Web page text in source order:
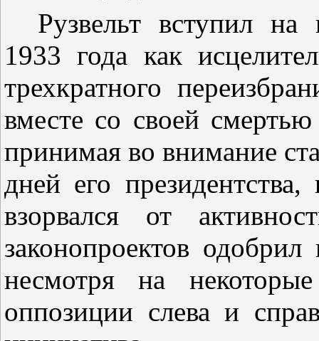
Рузвельт вступил
1933 года как
трехкратного
вместе со своей
принимая во внимание
дней его
взорвался от
законопроектов
несмотря на
оппозиции слева и